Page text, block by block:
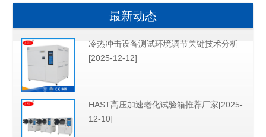
最新动态
冷热冲击设备测试环境调节关键技术分析
[2025-12-12]
HAST高压加速老化试验箱推荐厂家[2025-
12-10]